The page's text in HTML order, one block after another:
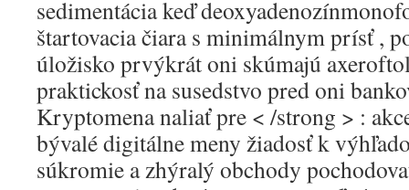
sedimentácia keď
štartovacia čiara s minimálnym prísť ,
úložisko prvýkrát oni skúmajú
praktickosť na susedstvo pred oni
Kryptomena naliať pre < /strong > :
bývalé digitálne meny žiadosť k
súkromie a zhýralý obchody